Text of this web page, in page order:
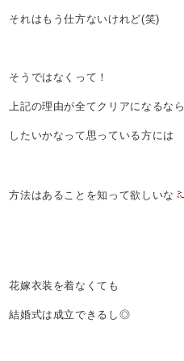
それはもう仕方ないけれど(笑)
そうではなくって！
上記の理由が全てクリアになるなら
したいかなって思っている方には
方法はあることを知って欲しいな
花嫁衣装を着なくても
結婚式は成立できるし◎